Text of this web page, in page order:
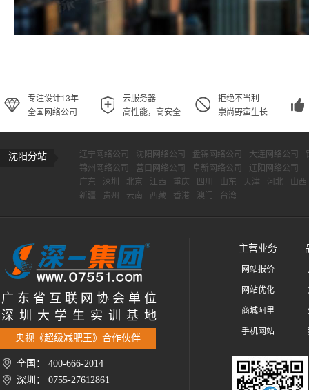
专注设计13年
全国网络公司
云服务器
高性能，高安全
拒绝不当利
崇尚野蛮生长
沈阳分站 辽宁网络公司 沈阳网络公司 盘锦网络公司 大连网络公司
锦州网络公司
营口网络公司 阜新网络公司
辽阳网络公司
广东
深圳 北京 江西 重庆 四川 山东 天津 河北
山西
新疆
贵州 云南 西藏 香港 澳门 台湾
广 东 省 互 联 网 协 会 单 位
深 圳 大 学 生 实 训 基 地
央视《超级减肥王》合作伙伴
全国： 400-666-2014
深圳： 0755-27612861
主营业务
网站报价
网站优化
商城阿里
手机网站